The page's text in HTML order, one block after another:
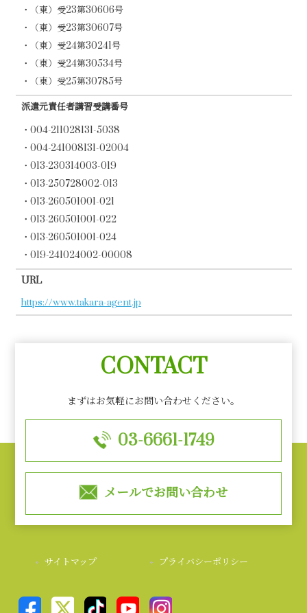
・（東）受23第30606号
・（東）受23第30607号
・（東）受24第30241号
・（東）受24第30534号
・（東）受25第30785号
派遣元責任者講習受講番号
・004-211028131-5038
・004-241008131-02004
・013-230314003-019
・013-250728002-013
・013-260501001-021
・013-260501001-022
・013-260501001-024
・019-241024002-00008
URL
https://www.takara-agent.jp
CONTACT
まずはお気軽にお問い合わせください。
03-6661-1749
メールでお問い合わせ
サイトマップ プライバシーポリシー